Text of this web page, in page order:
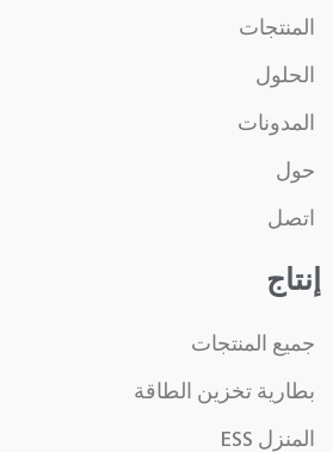
المنتجات
الحلول
المدونات
حول
اتصل
إنتاج
جميع المنتجات
بطارية تخزين الطاقة
المنزل ESS